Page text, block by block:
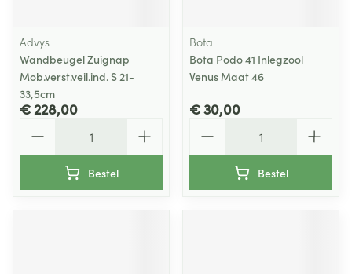
Advys
Wandbeugel Zuignap
Mob.verst.veil.ind. S 21-
33,5cm
€ 228,00
Bestel
Bota
Bota Podo 41 Inlegzool
Venus Maat 46
€ 30,00
Bestel